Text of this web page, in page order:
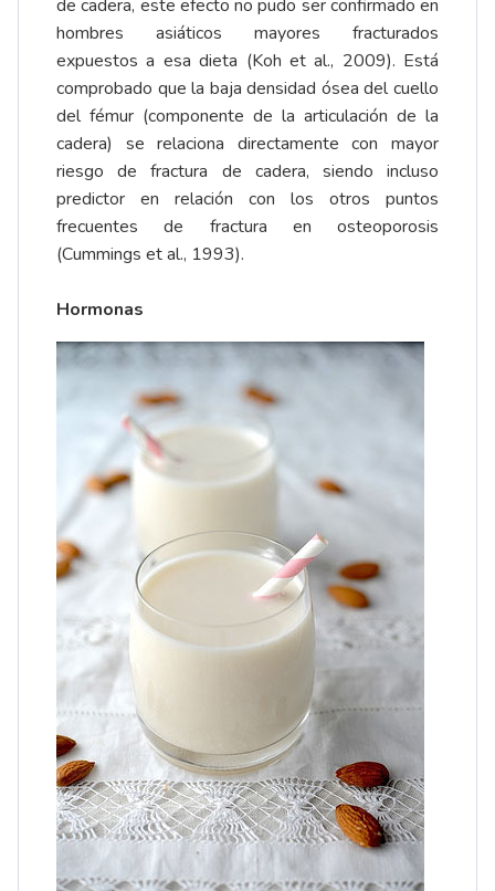
de cadera, este efecto no pudo ser confirmado en
hombres asiáticos mayores fracturados
expuestos a esa dieta (Koh et al., 2009). Está
comprobado que la baja densidad ósea del cuello
del fémur (componente de la articulación de la
cadera) se relaciona directamente con mayor
riesgo de fractura de cadera, siendo incluso
predictor en relación con los otros puntos
frecuentes de fractura en osteoporosis
(Cummings et al., 1993).
Hormonas